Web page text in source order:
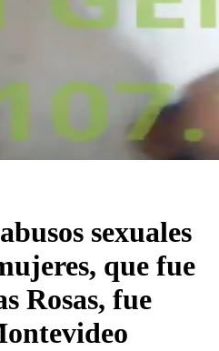
sexuales
que fue
Rosas, fue